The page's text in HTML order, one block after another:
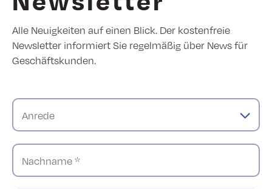
Alle Neuigkeiten auf einen Blick. Der kostenfreie
Newsletter informiert Sie regelmäßig über News für
Geschäftskunden.
Anrede
Nachname *